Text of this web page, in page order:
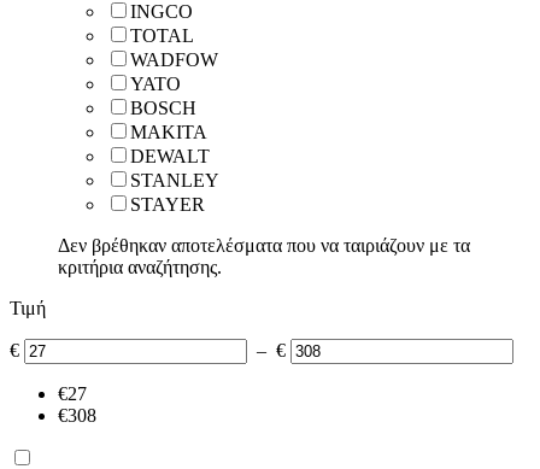
INGCO
TOTAL
WADFOW
YATO
BOSCH
ΜΑΚΙΤΑ
DEWALT
STANLEY
STAYER
Δεν βρέθηκαν αποτελέσματα που να ταιριάζουν με τα
κριτήρια αναζήτησης.
Τιμή
€ – €
‎€27
‎€308